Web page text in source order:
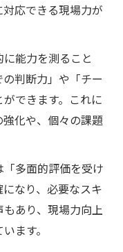
応できる現場力が
能力を測ること
判断力」や「チー
できます。これに
化や、個々の課題
多面的評価を受け
なり、必要なスキ
あり、現場力向上
ます。